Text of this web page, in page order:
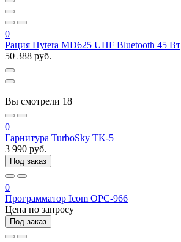
0
Рация Hytera MD625 UHF Bluetooth 45 Вт
50 388 руб.
Вы смотрели 18
0
Гарнитура TurboSky TK-5
3 990 руб.
Под заказ
0
Программатор Icom OPC-966
Цена по запросу
Под заказ